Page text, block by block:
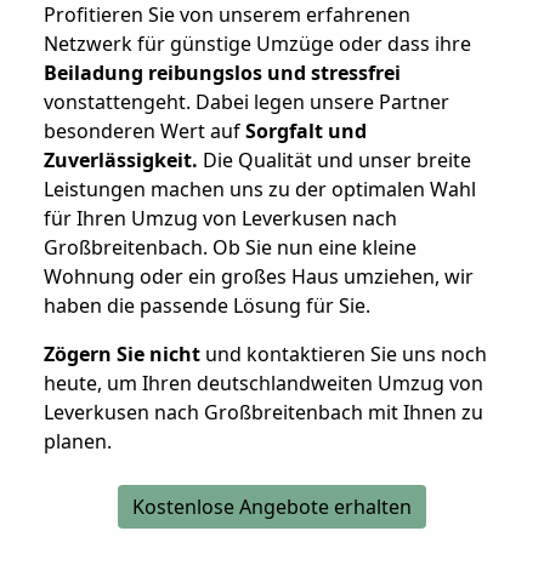
Profitieren Sie von unserem erfahrenen
Netzwerk für günstige Umzüge oder dass ihre
Beiladung reibungslos und stressfrei
vonstattengeht. Dabei legen unsere Partner
besonderen Wert aufSorgfalt und
Zuverlässigkeit. Die Qualität und unser breite
Leistungen machen uns zu der optimalen Wahl
für Ihren Umzug von Leverkusen nach
Großbreitenbach. Ob Sie nun eine kleine
Wohnung oder ein großes Haus umziehen, wir
haben die passende Lösung für Sie.
Zögern Sie nicht und kontaktieren Sie uns noch
heute, um Ihren deutschlandweiten Umzug von
Leverkusen nach Großbreitenbach mit Ihnen zu
planen.
Kostenlose Angebote erhalten